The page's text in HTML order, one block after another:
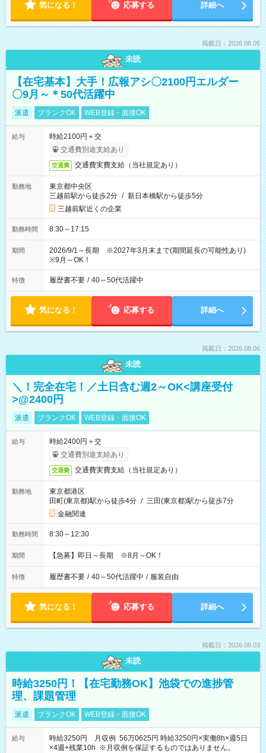
気になる！ 応募する 詳細へ
掲載日：2026.08.05
未読
【在宅基本】大手！広報アシ〇2100円エルダー
〇9月～＊50代活躍中
派遣 ブランクOK WEB登録・面接OK
給与
時給2100円＋交
交通費別途支給あり
交通費 交通費実費支給（当社規定あり）
勤務地
東京都中央区
三越前駅から徒歩2分 / 新日本橋駅から徒歩5分
三越前駅近くの企業
勤務時間 8:30～17:15
期間
2026/9/1～長期 ※2027年3月末まで(期間延長の可能性あり)
※9月～OK！
特徴 履歴書不要 / 40～50代活躍中
気になる！ 応募する 詳細へ
掲載日：2026.08.06
未読
＼！完全在宅！／土日含む週2～OK<講座受付
>@2400円
派遣 ブランクOK WEB登録・面接OK
給与
時給2400円＋交
交通費別途支給あり
交通費 交通費実費支給（当社規定あり）
勤務地
東京都港区
田町(東京都)駅から徒歩4分 / 三田(東京都)駅から徒歩7分
金融関連
勤務時間 8:30～12:30
期間 【急募】即日～長期 ※8月～OK！
特徴 履歴書不要 / 40～50代活躍中 / 服装自由
気になる！ 応募する 詳細へ
掲載日：2026.08.03
未読
時給3250円！【在宅勤務OK】池袋での進捗管
理、課題管理
派遣 ブランクOK WEB登録・面接OK
給与
時給3250円 月収例 56万0625円 時給3250円×実働8h×週5日
×4週+残業10h ※月収例を保証するものではありません。